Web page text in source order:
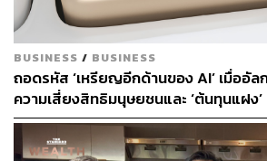
BUSINESS / BUSINESS
ถอดรหัส ‘เหรียญอีกด้านของ AI’ เมื่ออัล
ความเสี่ยงสิทธิมนุษยชนและ ‘ต้นทุนแฝง
ระวังกับดักอคติเชิงระบบ ก่อนกระทบมูลค่
ยาว